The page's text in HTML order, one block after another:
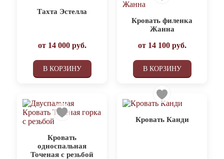
Тахта Эстелла
от 14 000руб.
В КОРЗИНУ
Кровать филенка
Жанна
от 14 100руб.
В КОРЗИНУ
Кровать
односпальная
Точеная с резьбой
Кровать Канди